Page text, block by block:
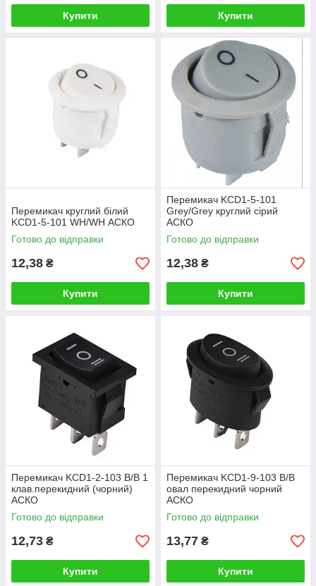
Купити Купити
Перемикач круглий білий
KCD1-5-101 WH/WH АСКО
Готово до відправки
12,38 ₴
Купити
Перемикач KCD1-5-101
Grey/Grey круглий сірий
АСКО
Готово до відправки
12,38 ₴
Купити
Перемикач KCD1-2-103 B/B 1
клав.перекидний (чорний)
АСКО
Готово до відправки
12,73 ₴
Купити
Перемикач KCD1-9-103 B/B
овал перекидний чорний
АСКО
Готово до відправки
13,77 ₴
Купити